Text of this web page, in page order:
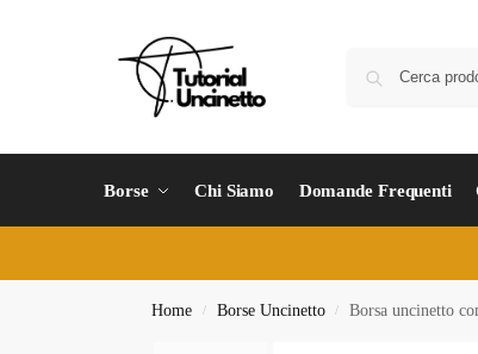
Borse Chi Siamo Domande Frequenti
Home / Borse Uncinetto / Borsa uncinetto